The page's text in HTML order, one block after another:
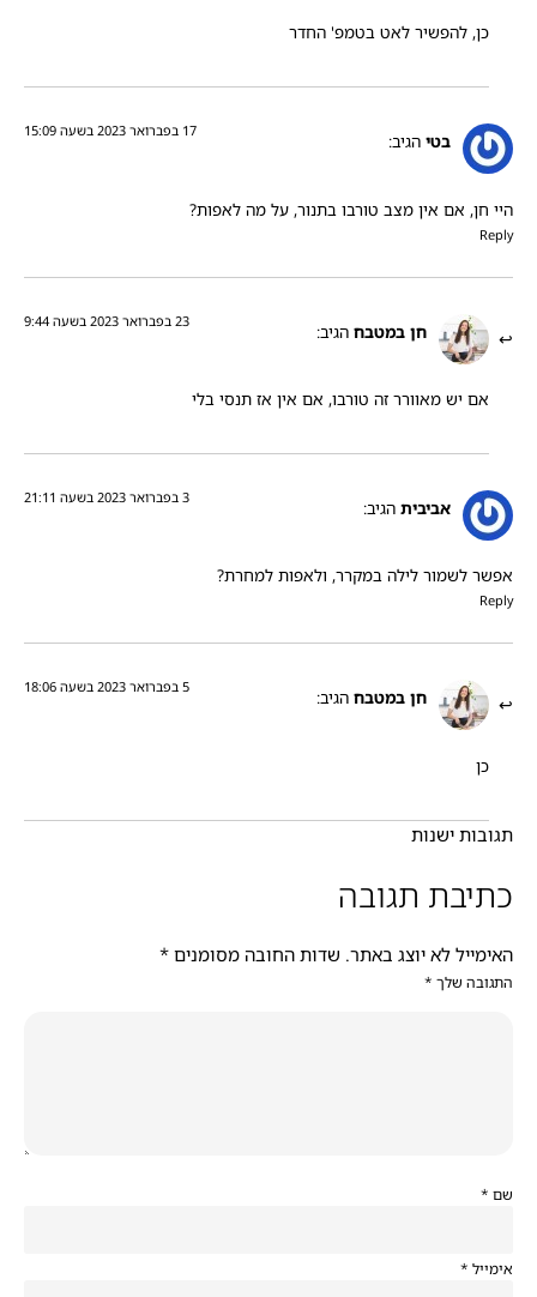
כן, להפשיר לאט בטמפ' החדר
בטי הגיב:
17 בפברואר 2023 בשעה 15:09
היי חן, אם אין מצב טורבו בתנור, על מה לאפות?
Reply
חן במטבח הגיב:
23 בפברואר 2023 בשעה 9:44
אם יש מאוורר זה טורבו, אם אין אז תנסי בלי
אביבית הגיב:
3 בפברואר 2023 בשעה 21:11
אפשר לשמור לילה במקרר, ולאפות למחרת?
Reply
חן במטבח הגיב:
5 בפברואר 2023 בשעה 18:06
כן
תגובות ישנות
כתיבת תגובה
האימייל לא יוצג באתר. שדות החובה מסומנים *
התגובה שלך *
שם *
אימייל *